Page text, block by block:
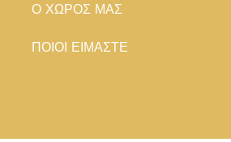
Ο ΧΩΡΟΣ ΜΑΣ
ΠΟΙΟΙ ΕΙΜΑΣΤΕ